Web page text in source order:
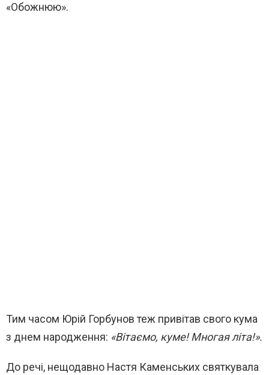
«Обожнюю».
Тим часом Юрій Горбунов теж привітав свого кума
з днем народження: «Вітаємо, куме! Многая літа!».
До речі, нещодавно Настя Каменських святкувала